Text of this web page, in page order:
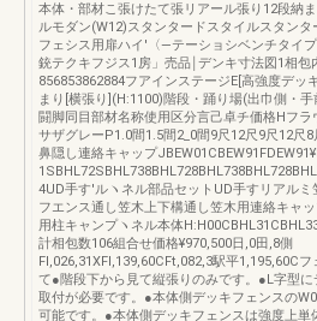
本体・部材こ張けたて張リアール張り12段納
ルモダン(W12)スタンタードスタイルスタンタ
フェシス用扉ハイ′〈―テーショシベンチタイ
銃テクキフジス1房」売品￨デンキ寸法図1相包
856853862884フアインステージE[高強度デッ
まり[横張り](H:1100)階段・踊り場(出巾側・
闘脚同目部材名称使用区分言己卓チ価格Hフラ
サザグレーP1.0間1.5間2_0間9尺12尺9尺12尺
鼻隠し連絡キャップ
4UD手す'ルヽネル部品セットUD手すリアルミ
フエンス通し笠木上下構通し笠木用連絡キャ
用柱キャンプヽネル本体
計相包数106組合せ価格¥970,500日,0田,8側
Fl,026,31XFl,139,60CFt,082,3駅平1,195,60C
て●階段下から見て縦張りのみです。●L字型
取付が必要です。●本体側デッキフェンスの
可能です。●本体側デッキフェンスは強度上単